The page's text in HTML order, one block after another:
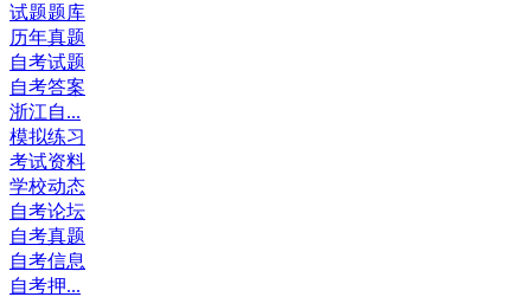
试题题库
历年真题
自考试题
自考答案
浙江自...
模拟练习
考试资料
学校动态
自考论坛
自考真题
自考信息
自考押...